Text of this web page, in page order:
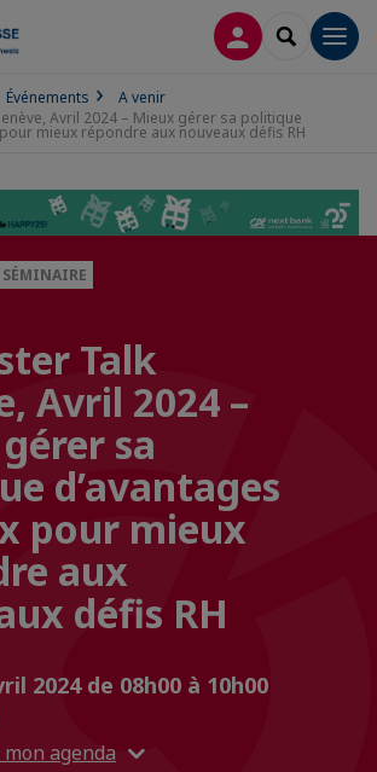
CONNEXION
Événements
A venir
Avril 2024 – Mieux gérer sa politique
mieux répondre aux nouveaux défis RH
SÉMINAIRE
Talk
Avril 2024 –
sa
d’avantages
pour mieux
aux
défis RH
2024 de 08h00 à 10h00
agenda